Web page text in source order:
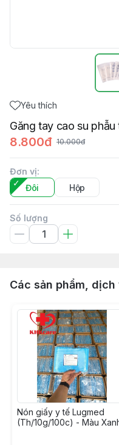
Yêu thích
Găng tay cao su
8.800đ 10.000đ
Đơn vị:
Đôi
Hộp
Số lượng
Các sản phẩm, dịch
Nón giấy y tế Lugmed
(Th/10g/100c) - Màu